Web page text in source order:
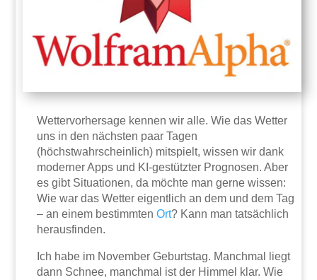
Wettervorhersage kennen wir alle. Wie das Wetter
uns in den nächsten paar Tagen
(höchstwahrscheinlich) mitspielt, wissen wir dank
moderner Apps und KI-gestützter Prognosen. Aber
es gibt Situationen, da möchte man gerne wissen:
Wie war das Wetter eigentlich an dem und dem Tag
– an einem bestimmtenOrt? Kann man tatsächlich
herausfinden.
Ich habe im November Geburtstag. Manchmal liegt
dann Schnee, manchmal ist der Himmel klar. Wie